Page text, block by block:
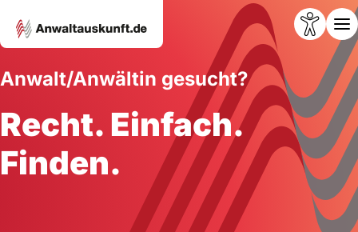
Anwalt/Anwältin gesucht?
Recht. Einfach.
Finden.